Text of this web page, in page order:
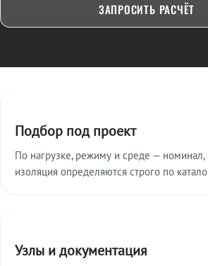
ЗАПРОСИТЬ РАСЧЁТ
Подбор под проект
По нагрузке, режиму и среде — номинал,
изоляция определяются строго по
Узлы и документация